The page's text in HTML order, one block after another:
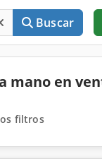
Buscar
mano en
filtros